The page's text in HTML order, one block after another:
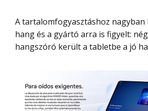
A tartalomfogyasztáshoz nagyban hozzájárul a
hang és a gyártó arra is figyelt:
hangszóró került a tabletbe a jó